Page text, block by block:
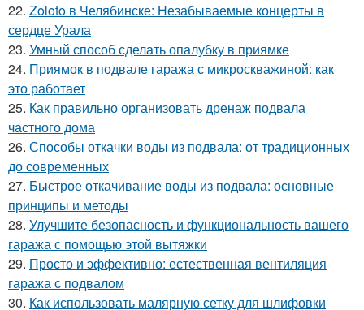
22. Zoloto в Челябинске: Незабываемые концерты в
сердце Урала
23. Умный способ сделать опалубку в приямке
24. Приямок в подвале гаража с микроскважиной: как
это работает
25. Как правильно организовать дренаж подвала
частного дома
26. Способы откачки воды из подвала: от традиционных
до современных
27. Быстрое откачивание воды из подвала: основные
принципы и методы
28. Улучшите безопасность и функциональность вашего
гаража с помощью этой вытяжки
29. Просто и эффективно: естественная вентиляция
гаража с подвалом
30. Как использовать малярную сетку для шлифовки